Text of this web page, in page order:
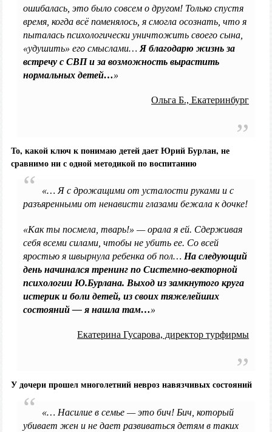
ошибалась, это было совсем о другом! Только спустя
время, когда всё поменялось, я смогла осознать, что я
пыталась психологически уничтожить своего сына,
«удушить» его смыслами… Я благодарю жизнь за
встречу с СВП и за возможность вырастить
нормальных детей…»
Ольга Б., Екатеринбург
То, какой ключ к понимаю детей дает Юрий Бурлан, не
сравнимо ни с одной методикой по воспитанию
«… Я с дрожащими от усталости руками и с
разъяренными от ненависти глазами бежала к дочке!
«Как ты посмела, тварь!» — орала я ей. Сдерживая
себя всеми силами, чтобы не убить ее. Со всей
яростью я швырнула ребенка об пол… На следующий
день начинался тренинг по Системно-векторной
психологии Ю.Бурлана. Выход из замкнутого круга
истерик и боли детей, из своих тяжелейших
состояний — я нашла там…»
Екатерина Гусарова, директор турфирмы
У дочери прошел многолетний невроз навязчивых состояний
«… Насилие в семье — это бич! Бич, который
убивает жен и не дает развиваться детям в таких